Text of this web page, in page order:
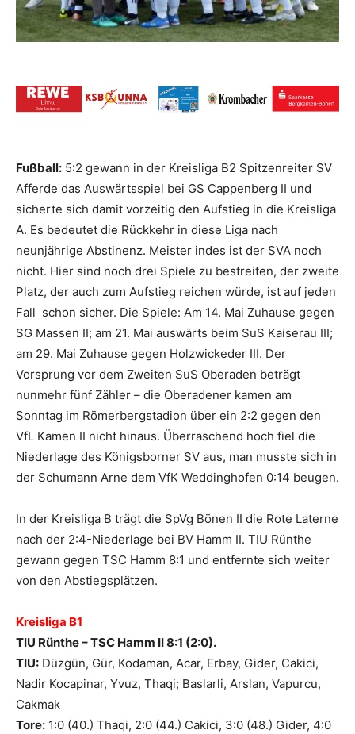
Fußball: 5:2 gewann in der Kreisliga B2 Spitzenreiter SV
Afferde das Auswärtsspiel bei GS Cappenberg II und
sicherte sich damit vorzeitig den Aufstieg in die Kreisliga
A. Es bedeutet die Rückkehr in diese Liga nach
neunjährige Abstinenz. Meister indes ist der SVA noch
nicht. Hier sind noch drei Spiele zu bestreiten, der zweite
Platz, der auch zum Aufstieg reichen würde, ist auf jeden
Fall schon sicher. Die Spiele: Am 14. Mai Zuhause gegen
SG Massen II; am 21. Mai auswärts beim SuS Kaiserau III;
am 29. Mai Zuhause gegen Holzwickeder III. Der
Vorsprung vor dem Zweiten SuS Oberaden beträgt
nunmehr fünf Zähler – die Oberadener kamen am
Sonntag im Römerbergstadion über ein 2:2 gegen den
VfL Kamen II nicht hinaus. Überraschend hoch fiel die
Niederlage des Königsborner SV aus, man musste sich in
der Schumann Arne dem VfK Weddinghofen 0:14 beugen.
In der Kreisliga B trägt die SpVg Bönen II die Rote Laterne
nach der 2:4-Niederlage bei BV Hamm II. TIU Rünthe
gewann gegen TSC Hamm 8:1 und entfernte sich weiter
von den Abstiegsplätzen.
Kreisliga B1
TIU Rünthe – TSC Hamm II 8:1 (2:0).
TIU: Düzgün, Gür, Kodaman, Acar, Erbay, Gider, Cakici,
Nadir Kocapinar, Yvuz, Thaqi; Baslarli, Arslan, Vapurcu,
Cakmak
Tore: 1:0 (40.) Thaqi, 2:0 (44.) Cakici, 3:0 (48.) Gider, 4:0